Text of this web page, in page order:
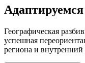
Адаптируемся
Географическая
успешная
региона и